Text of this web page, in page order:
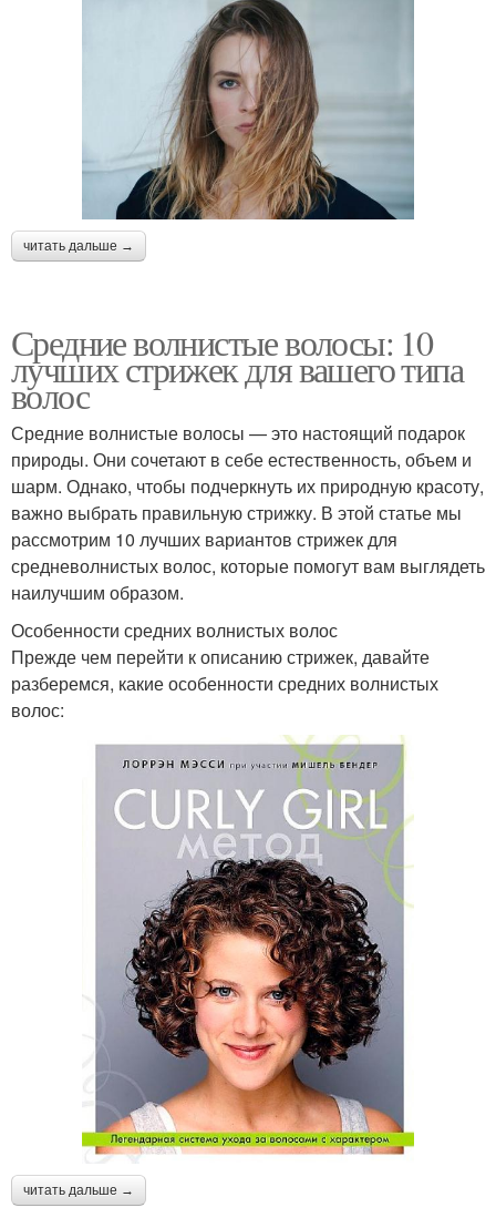
читать дальше →
Средние волнистые волосы: 10
лучших стрижек для вашего типа
волос
Средние волнистые волосы — это настоящий подарок
природы. Они сочетают в себе естественность, объем и
шарм. Однако, чтобы подчеркнуть их природную красоту,
важно выбрать правильную стрижку. В этой статье мы
рассмотрим 10 лучших вариантов стрижек для
средневолнистых волос, которые помогут вам выглядеть
наилучшим образом.
Особенности средних волнистых волос
Прежде чем перейти к описанию стрижек, давайте
разберемся, какие особенности средних волнистых
волос:
читать дальше →